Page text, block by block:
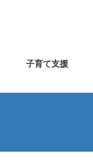
子育て支援